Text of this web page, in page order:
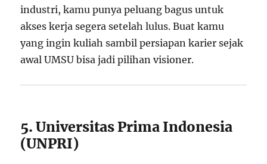
industri, kamu punya peluang bagus untuk
akses kerja segera setelah lulus. Buat kamu
yang ingin kuliah sambil persiapan karier sejak
awal UMSU bisa jadi pilihan visioner.
5. Universitas Prima Indonesia
(UNPRI)